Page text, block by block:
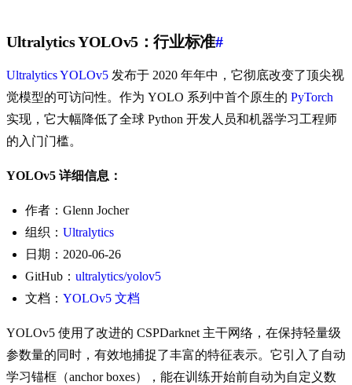
Ultralytics YOLOv5：行业标准#
Ultralytics YOLOv5 发布于 2020 年年中，它彻底改变了顶尖视
觉模型的可访问性。作为 YOLO 系列中首个原生的 PyTorch
实现，它大幅降低了全球 Python 开发人员和机器学习工程师
的入门门槛。
YOLOv5 详细信息：
作者：Glenn Jocher
组织： Ultralytics
日期：2020-06-26
GitHub： ultralytics/yolov5
文档： YOLOv5 文档
YOLOv5 使用了改进的 CSPDarknet 主干网络，在保持轻量级
参数量的同时，有效地捕捉了丰富的特征表示。它引入了自动
学习锚框（anchor boxes），能在训练开始前自动为自定义数